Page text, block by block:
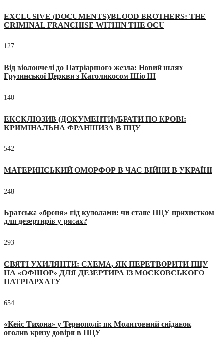
EXCLUSIVE (DOCUMENTS)/BLOOD BROTHERS: THE
CRIMINAL FRANCHISE WITHIN THE OCU
127
Від віолончелі до Патріаршого жезла: Новий шлях
Грузинської Церкви з Католикосом Шіо III
140
ЕКСКЛЮЗИВ (ДОКУМЕНТИ)/БРАТИ ПО КРОВІ:
КРИМІНАЛЬНА ФРАНШИЗА В ПЦУ
542
МАТЕРИНСЬКИЙ ОМОРФОР В ЧАС ВІЙНИ В УКРАЇНІ
248
Братська «броня» під куполами: чи стане ПЦУ прихистком
для дезертирів у рясах?
293
СВЯТІ УХИЛЯНТИ: СХЕМА, ЯК ПЕРЕТВОРИТИ ПЦУ
НА «ОФШОР» ДЛЯ ДЕЗЕРТИРА ІЗ МОСКОВСЬКОГО
ПАТРІАРХАТУ
654
«Кейс Тихона» у Тернополі: як Молитовний сніданок
оголив кризу довіри в ПЦУ